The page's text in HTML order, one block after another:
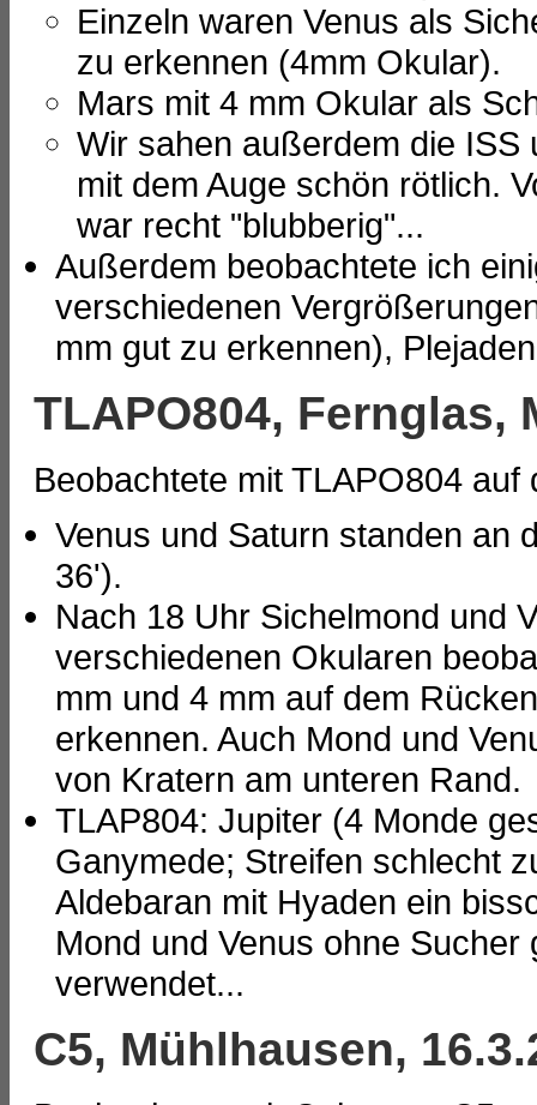
Einzeln waren Venus als
zu erkennen (4mm Okular).
Mars mit 4 mm Okular als
Wir sahen außerdem die ISS
mit dem Auge schön rötlich.
war recht "blubberig"...
Außerdem beobachtete ich
verschiedenen
mm gut zu erkennen),
TLAPO804, Fernglas,
Beobachtete mit TLAPO804
Venus und Saturn standen an
36').
Nach 18 Uhr Sichelmond und
verschiedenen Okularen
mm und 4 mm auf dem
erkennen. Auch Mond und
von Kratern am unteren Rand.
TLAP804: Jupiter (4 Monde
Ganymede; Streifen schlecht
Aldebaran mit Hyaden ein
Mond und Venus ohne
verwendet...
C5, Mühlhausen,